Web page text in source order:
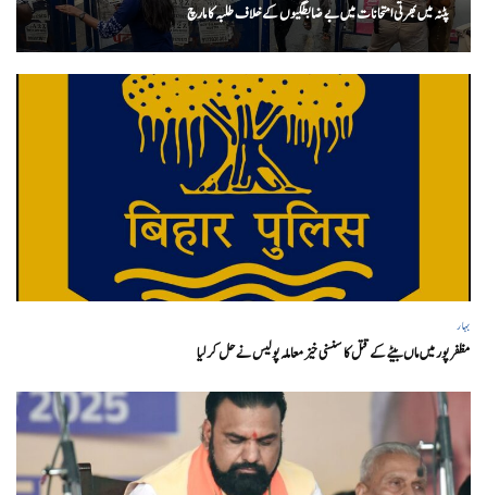
پٹنہ میں بھرتی امتحانات میں بے ضابطگیوں کے خلاف طلبہ کا مارچ
بہار
مظفر پور میں ماں بیٹے کے قتل کا سنسنی خیز معاملہ پولیس نے حل کر لیا